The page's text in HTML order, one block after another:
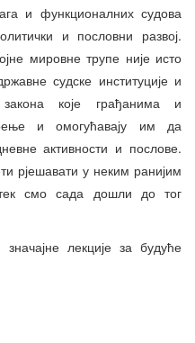
и функционалних судова
и пословни развој.
мировне трупе није исто
судске институције и
које грађанима и
и омогућавају им да
активности и послове.
рјешавати у неким ранијим
смо сада дошли до тог
лекције за будуће